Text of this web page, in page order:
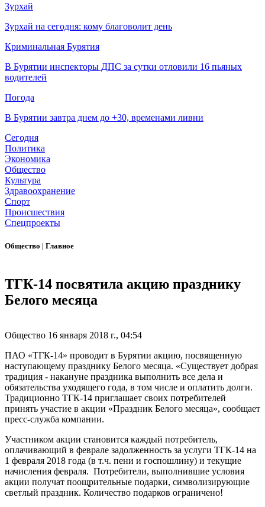
Зурхай
Зурхай на сегодня: кому благоволит день
Криминальная Бурятия
В Бурятии инспекторы ДПС за сутки отловили 16 пьяных
водителей
Погода
В Бурятии завтра днем до +30, временами ливни
Сегодня
Политика
Экономика
Общество
Культура
Здравоохранение
Спорт
Происшествия
Спецпроекты
Общество | Главное
ТГК-14 посвятила акцию празднику
Белого месяца
Общество 16 января 2018 г., 04:54
ПАО «ТГК-14» проводит в Бурятии акцию, посвященную
наступающему празднику Белого месяца. «Существует добрая
традиция - накануне праздника выполнить все дела и
обязательства уходящего года, в том числе и оплатить долги.
Традиционно ТГК-14 приглашает своих потребителей
принять участие в акции «Праздник Белого месяца», сообщает
пресс-служба компании.
Участником акции становится каждый потребитель,
оплачивающий в феврале задолженность за услуги ТГК-14 на
1 февраля 2018 года (в т.ч. пени и госпошлину) и текущие
начисления февраля. Потребители, выполнившие условия
акции получат поощрительные подарки, символизирующие
светлый праздник. Количество подарков ограничено!